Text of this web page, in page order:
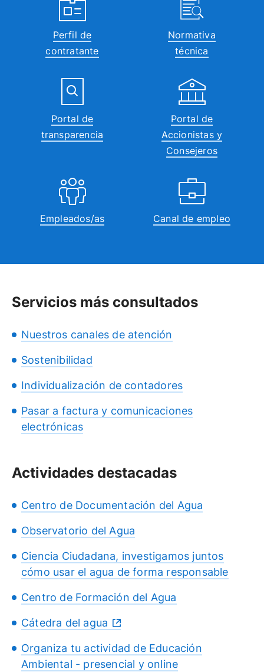
Perfil de
contratante
Normativa
técnica
Portal de
transparencia
Portal de
Accionistas y
Consejeros
Empleados/as Canal de empleo
Servicios más consultados
Nuestros canales de atención
Sostenibilidad
Individualización de contadores
Pasar a factura y comunicaciones
electrónicas
Actividades destacadas
Centro de Documentación del Agua
Observatorio del Agua
Ciencia Ciudadana, investigamos juntos
cómo usar el agua de forma responsable
Centro de Formación del Agua
Cátedra del agua
Organiza tu actividad de Educación
Ambiental - presencial y online